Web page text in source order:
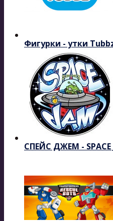
Фигурки - утки
СПЕЙС ДЖЕМ - SPACE